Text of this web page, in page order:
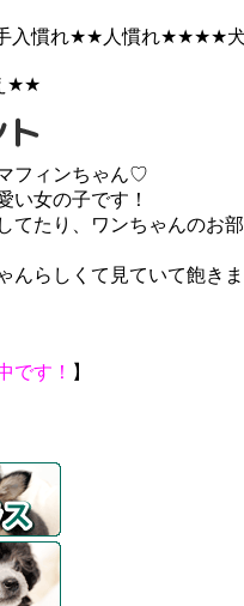
入慣れ★★ 人慣れ★★★★
★★
フィンちゃん♡
い女の子です！
てたり、ワンちゃんのお
んらしくて見ていて飽き
です！ 】